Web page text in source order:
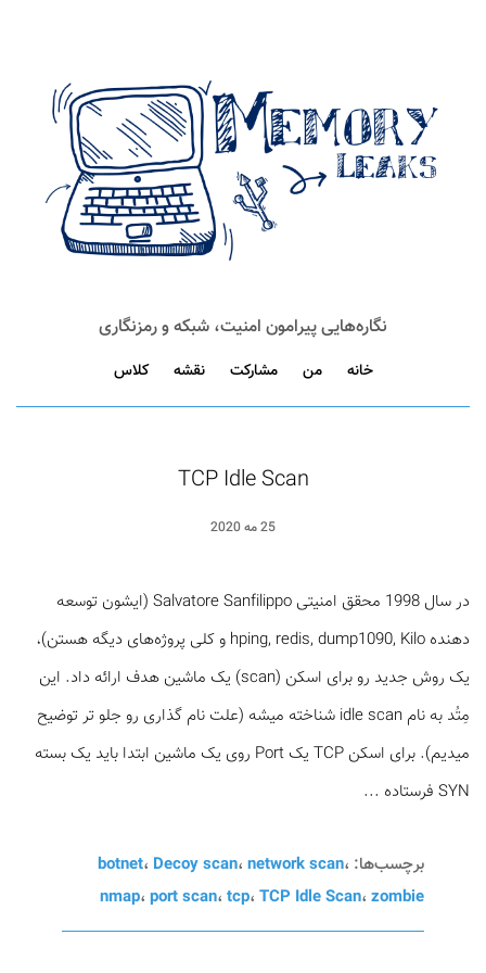
نگاره‌هایی پیرامون امنیت، شبکه و رمزنگاری
خانه من مشارکت نقشه کلاس
TCP Idle Scan
25 مه 2020
در سال 1998 محقق امنیتی Salvatore Sanfilippo (ایشون توسعه
دهنده hping, redis, dump1090, Kilo و کلی پروژه‌های دیگه هستن)،
یک روش جدید رو برای اسکن (scan) یک ماشین هدف ارائه داد. این
مِتُد به نام idle scan شناخته میشه (علت نام گذاری رو جلو تر توضیح
میدیم). برای اسکن TCP یک Port روی یک ماشین ابتدا باید یک بسته
SYN فرستاده ...
برچسب‌ها: botnet، Decoy scan،network scan،
nmap،port scan،tcp،TCP Idle Scan،zombie